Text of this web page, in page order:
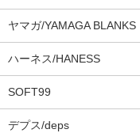
ヤマガ/YAMAGA BLANKS
ハーネス/HANESS
SOFT99
デプス/deps